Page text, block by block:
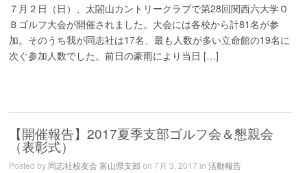
７月２日（日）、太閤山カントリークラブで第28回関西六大学Ｏ
Ｂゴルフ大会が開催されました。大会には各校から計81名が参
加。そのうち我が同志社は17名、最も人数が多い立命館の19名に
次ぐ参加人数でした。前日の豪雨により当日 […]
【開催報告】2017夏季支部ゴルフ会＆懇親会
（表彰式）
Posted by 同志社校友会 富山県支部on 7月 3, 2017 in活動報告